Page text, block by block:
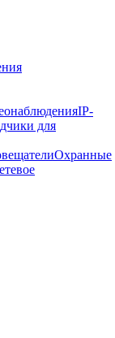
IP-
для
Охранные